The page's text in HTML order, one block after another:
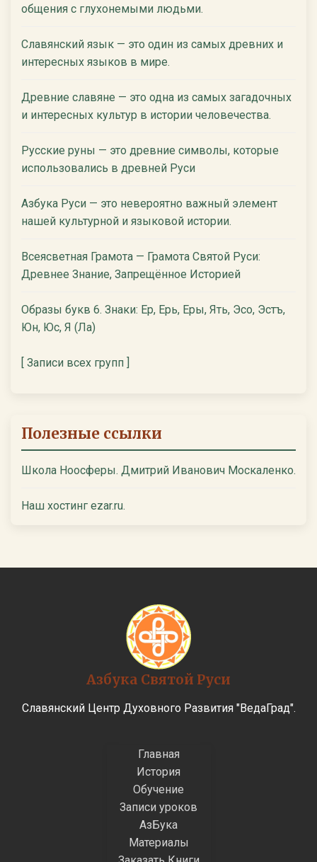
общения с глухонемыми людьми.
Славянский язык — это один из самых древних и
интересных языков в мире.
Древние славяне — это одна из самых загадочных
и интересных культур в истории человечества.
Русские руны — это древние символы, которые
использовались в древней Руси
Азбука Руси — это невероятно важный элемент
нашей культурной и языковой истории.
Всеясветная Грамота — Грамота Святой Руси:
Древнее Знание, Запрещённое Историей
Образы букв 6. Знаки: Ер, Ерь, Еры, Ять, Эсо, Эстъ,
Юн, Юс, Я (Ла)
[ Записи всех групп ]
Полезные ссылки
Школа Ноосферы. Дмитрий Иванович Москаленко.
Наш хостинг ezar.ru.
Азбука Святой Руси
Славянский Центр Духовного Развития "ВедаГрад".
Главная
История
Обучение
Записи уроков
АзБука
Материалы